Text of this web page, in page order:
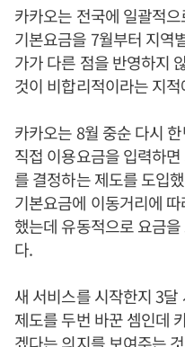
카카오는 전국에 일괄적
기본요금을 7월부터 지역
가가 다른 점을 반영하지
것이 비합리적이라는 지
카카오는 8월 중순 다시
직접 이용요금을 입력하
를 결정하는 제도를 도입
기본요금에 이동거리에
했는데 유동적으로 요금
다.
새 서비스를 시작한지 3
제도를 두번 바꾼 셈인데